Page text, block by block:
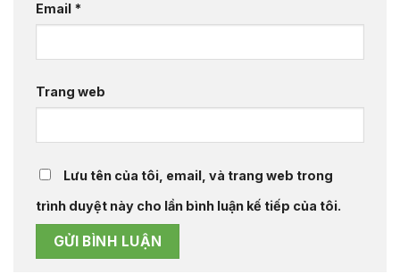
Email *
Trang web
Lưu tên của tôi, email, và trang web trong
trình duyệt này cho lần bình luận kế tiếp của tôi.